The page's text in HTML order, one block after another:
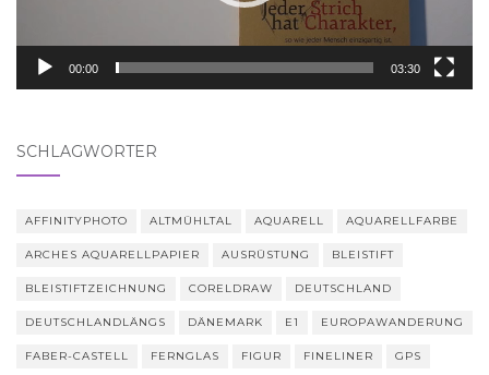
00:00 03:30
SCHLAGWÖRTER
AFFINITYPHOTO ALTMÜHLTAL AQUARELL AQUARELLFARBE
ARCHES AQUARELLPAPIER AUSRÜSTUNG BLEISTIFT
BLEISTIFTZEICHNUNG CORELDRAW DEUTSCHLAND
DEUTSCHLANDLÄNGS DÄNEMARK E1 EUROPAWANDERUNG
FABER-CASTELL FERNGLAS FIGUR FINELINER GPS